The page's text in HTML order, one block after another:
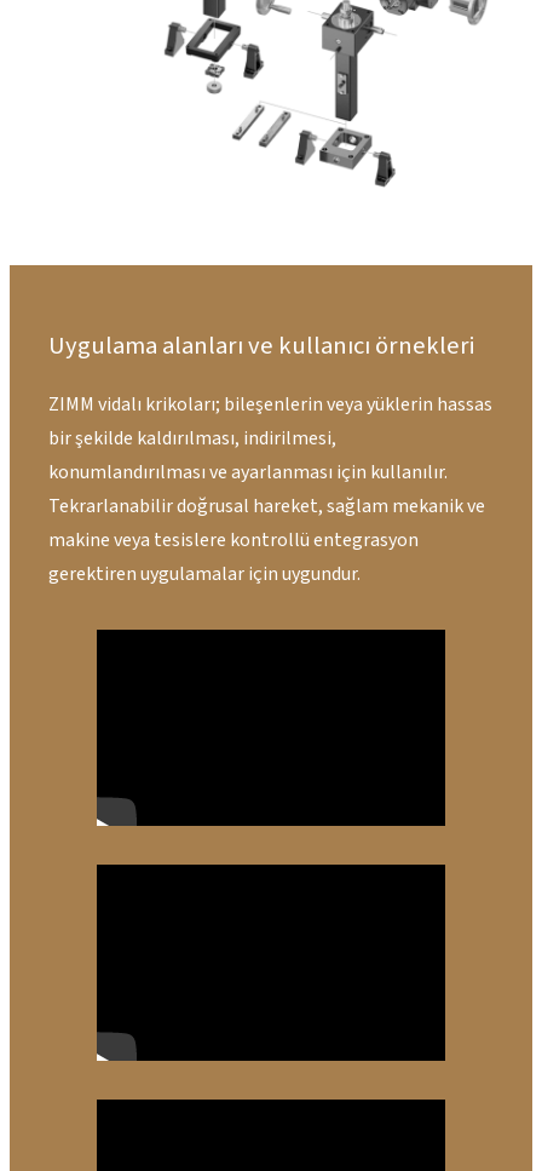
Uygulama alanları ve kullanıcı örnekleri
ZIMM vidalı krikoları; bileşenlerin veya yüklerin hassas
bir şekilde kaldırılması, indirilmesi,
konumlandırılması ve ayarlanması için kullanılır.
Tekrarlanabilir doğrusal hareket, sağlam mekanik ve
makine veya tesislere kontrollü entegrasyon
gerektiren uygulamalar için uygundur.